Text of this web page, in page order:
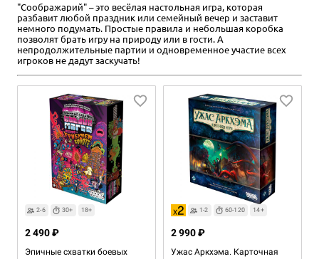
"Соображарий" – это весёлая настольная игра, которая
разбавит любой праздник или семейный вечер и заставит
немного подумать. Простые правила и небольшая коробка
позволят брать игру на природу или в гости. А
непродолжительные партии и одновременное участие всех
игроков не дадут заскучать!
2-6 30+ 18+
Эпичные схватки боевых
2 490 ₽
1-2 60-120 14+
Ужас Аркхэма. Карточная
2 990 ₽